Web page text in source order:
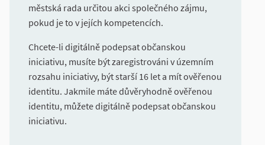
městská rada určitou akci společného zájmu,
pokud je to v jejích kompetencích.
Chcete-li digitálně podepsat občanskou
iniciativu, musíte být zaregistrováni v územním
rozsahu iniciativy, být starší 16 let a mít ověřenou
identitu. Jakmile máte důvěryhodně ověřenou
identitu, můžete digitálně podepsat občanskou
iniciativu.